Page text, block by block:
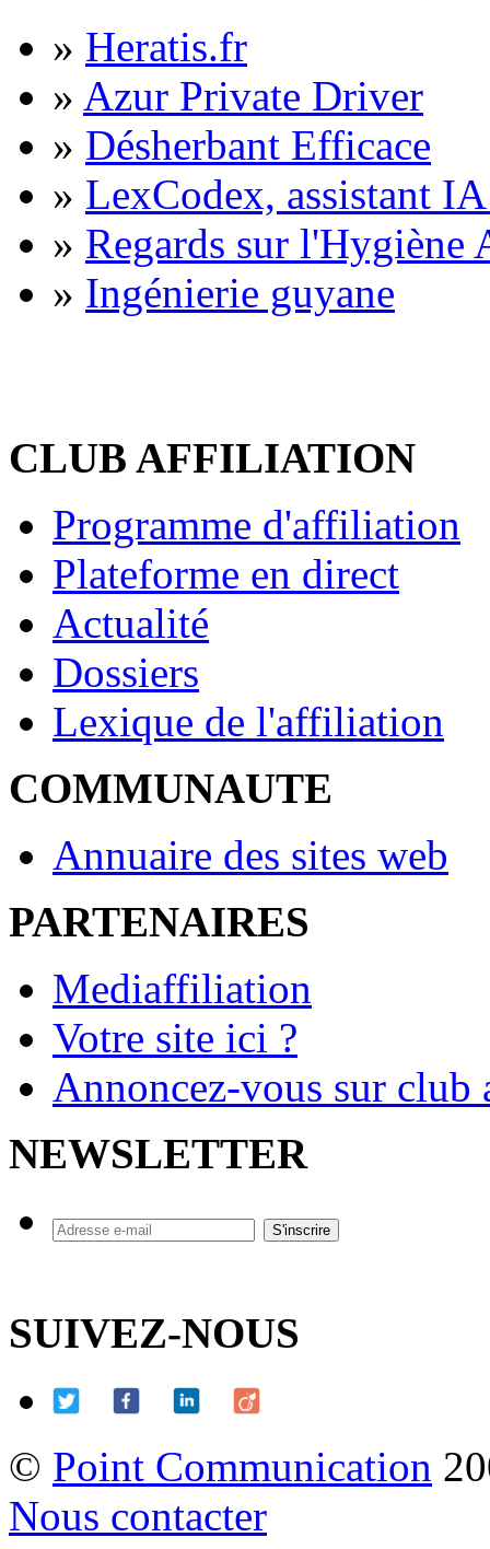
» Heratis.fr
» Azur Private Driver
» Désherbant Efficace
» LexCodex, assistant
» Regards sur l'Hygiène
» Ingénierie guyane
CLUB AFFILIATION
Programme d'affiliation
Plateforme en direct
Actualité
Dossiers
Lexique de l'affiliation
COMMUNAUTE
Annuaire des sites web
PARTENAIRES
Mediaffiliation
Votre site ici ?
Annoncez-vous sur
NEWSLETTER
SUIVEZ-NOUS
© Point Communication
Nous contacter